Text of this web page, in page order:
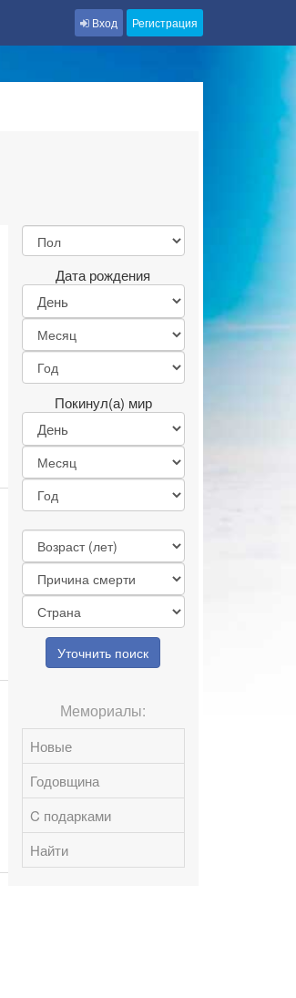
Вход Регистрация
Дата рождения
Покинул(а) мир
Уточнить поиск
Мемориалы:
Новые
Годовщина
C подарками
Найти